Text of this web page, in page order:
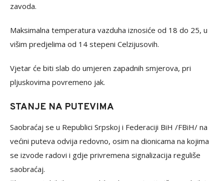
zavoda.
Maksimalna temperatura vazduha iznosiće od 18 do 25, u
višim predjelima od 14 stepeni Celzijusovih.
Vjetar će biti slab do umjeren zapadnih smjerova, pri
pljuskovima povremeno jak.
STANJE NA PUTEVIMA
Saobraćaj se u Republici Srpskoj i Federaciji BiH /FBiH/ na
većini puteva odvija redovno, osim na dionicama na kojima
se izvode radovi i gdje privremena signalizacija reguliše
saobraćaj.